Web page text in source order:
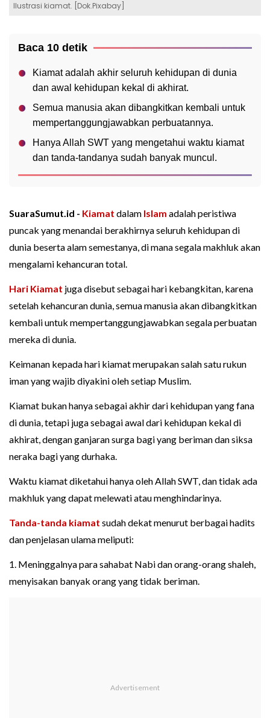
Ilustrasi kiamat. [Dok.Pixabay]
Baca 10 detik
Kiamat adalah akhir seluruh kehidupan di dunia
dan awal kehidupan kekal di akhirat.
Semua manusia akan dibangkitkan kembali untuk
mempertanggungjawabkan perbuatannya.
Hanya Allah SWT yang mengetahui waktu kiamat
dan tanda-tandanya sudah banyak muncul.
SuaraSumut.id - Kiamat dalam Islam adalah peristiwa
puncak yang menandai berakhirnya seluruh kehidupan di
dunia beserta alam semestanya, di mana segala makhluk akan
mengalami kehancuran total.
Hari Kiamat juga disebut sebagai hari kebangkitan, karena
setelah kehancuran dunia, semua manusia akan dibangkitkan
kembali untuk mempertanggungjawabkan segala perbuatan
mereka di dunia.
Keimanan kepada hari kiamat merupakan salah satu rukun
iman yang wajib diyakini oleh setiap Muslim.
Kiamat bukan hanya sebagai akhir dari kehidupan yang fana
di dunia, tetapi juga sebagai awal dari kehidupan kekal di
akhirat, dengan ganjaran surga bagi yang beriman dan siksa
neraka bagi yang durhaka.
Waktu kiamat diketahui hanya oleh Allah SWT, dan tidak ada
makhluk yang dapat melewati atau menghindarinya.
Tanda-tanda kiamat sudah dekat menurut berbagai hadits
dan penjelasan ulama meliputi:
1. Meninggalnya para sahabat Nabi dan orang-orang shaleh,
menyisakan banyak orang yang tidak beriman.